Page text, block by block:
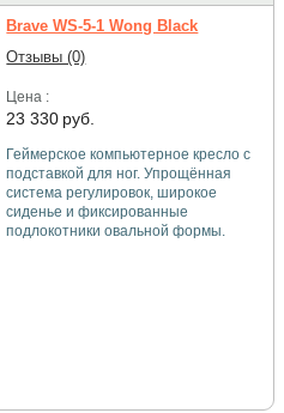
Brave WS-5-1 Wong Black
Отзывы (0)
Цена :
23 330 руб.
Геймерское компьютерное кресло с
подставкой для ног. Упрощённая
система регулировок, широкое
сиденье и фиксированные
подлокотники овальной формы.